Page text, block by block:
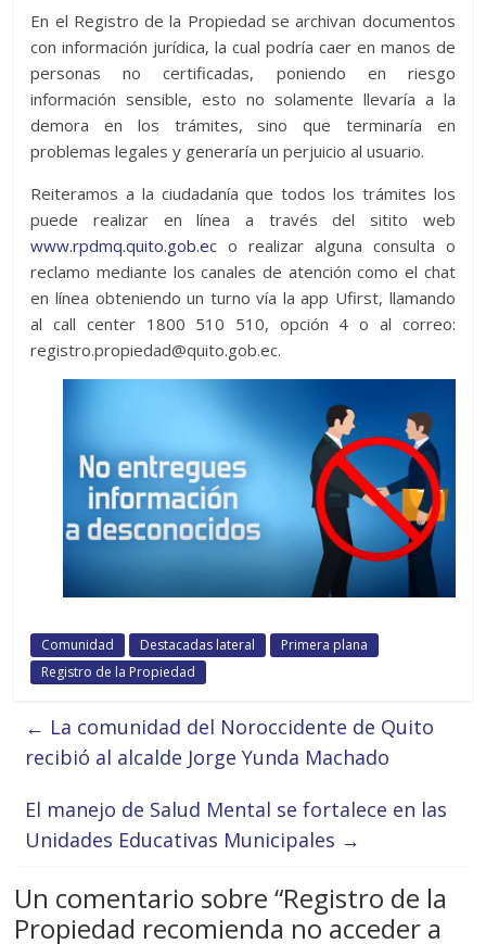
En el Registro de la Propiedad se archivan documentos
con información jurídica, la cual podría caer en manos de
personas no certificadas, poniendo en riesgo
información sensible, esto no solamente llevaría a la
demora en los trámites, sino que terminaría en
problemas legales y generaría un perjuicio al usuario.
Reiteramos a la ciudadanía que todos los trámites los
puede realizar en línea a través del sitito web
www.rpdmq.quito.gob.ec o realizar alguna consulta o
reclamo mediante los canales de atención como el chat
en línea obteniendo un turno vía la app Ufirst, llamando
al call center 1800 510 510, opción 4 o al correo:
registro.propiedad@quito.gob.ec.
Comunidad Destacadas lateral
Primera plana
Registro de la Propiedad
← La comunidad del Noroccidente de Quito
recibió al alcalde Jorge Yunda Machado
El manejo de Salud Mental se fortalece en las
Unidades Educativas Municipales →
Un comentario sobre “Registro de la
Propiedad recomienda no acceder a